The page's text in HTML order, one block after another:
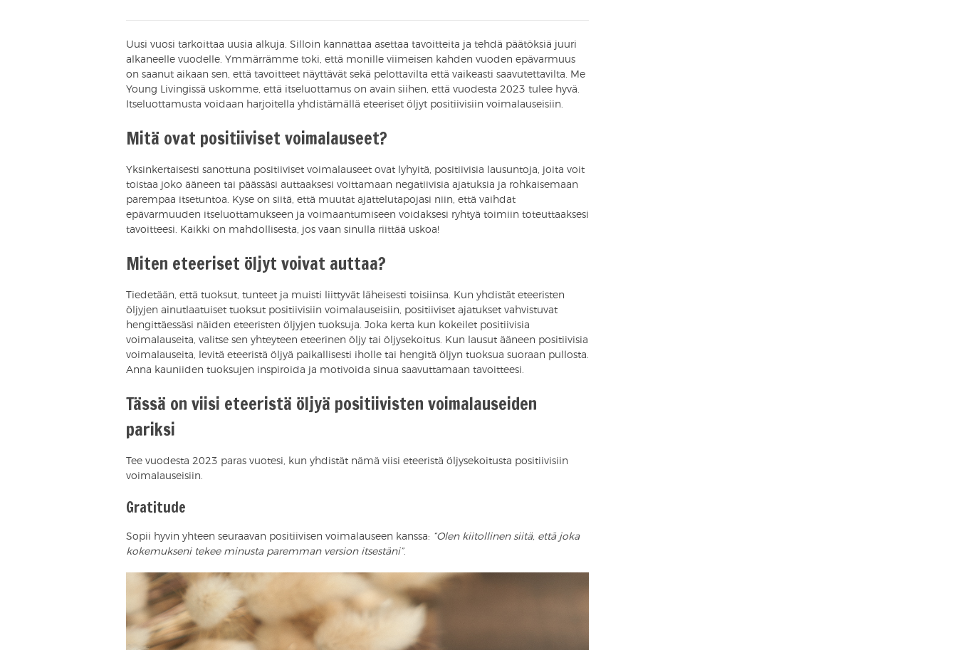
Uusi vuosi tarkoittaa uusia alkuja. Silloin kannattaa asettaa tavoitteita ja tehdä päätöksiä juuri
alkaneelle vuodelle. Ymmärrämme toki, että monille viimeisen kahden vuoden epävarmuus
on saanut aikaan sen, että tavoitteet näyttävät sekä pelottavilta että vaikeasti saavutettavilta. Me
Young Livingissä uskomme, että itseluottamus on avain siihen, että vuodesta 2023 tulee hyvä.
Itseluottamusta voidaan harjoitella yhdistämällä eteeriset öljyt positiivisiin voimalauseisiin.
Mitä ovat positiiviset voimalauseet?
Yksinkertaisesti sanottuna positiiviset voimalauseet ovat lyhyitä, positiivisia lausuntoja, joita voit
toistaa joko ääneen tai päässäsi auttaaksesi voittamaan negatiivisia ajatuksia ja rohkaisemaan
parempaa itsetuntoa. Kyse on siitä, että muutat ajattelutapojasi niin, että vaihdat
epävarmuuden itseluottamukseen ja voimaantumiseen voidaksesi ryhtyä toimiin toteuttaaksesi
tavoitteesi. Kaikki on mahdollisesta, jos vaan sinulla riittää uskoa!
Miten eteeriset öljyt voivat auttaa?
Tiedetään, että tuoksut, tunteet ja muisti liittyvät läheisesti toisiinsa. Kun yhdistät eteeristen
öljyjen ainutlaatuiset tuoksut positiivisiin voimalauseisiin, positiiviset ajatukset vahvistuvat
hengittäessäsi näiden eteeristen öljyjen tuoksuja. Joka kerta kun kokeilet positiivisia
voimalauseita, valitse sen yhteyteen eteerinen öljy tai öljysekoitus. Kun lausut ääneen positiivisia
voimalauseita, levitä eteeristä öljyä paikallisesti iholle tai hengitä öljyn tuoksua suoraan pullosta.
Anna kauniiden tuoksujen inspiroida ja motivoida sinua saavuttamaan tavoitteesi.
Tässä on viisi eteeristä öljyä positiivisten voimalauseiden
pariksi
Tee vuodesta 2023 paras vuotesi, kun yhdistät nämä viisi eteeristä öljysekoitusta positiivisiin
voimalauseisiin.
Gratitude
Sopii hyvin yhteen seuraavan positiivisen voimalauseen kanssa: “Olen kiitollinen siitä, että joka
kokemukseni tekee minusta paremman version itsestäni”.